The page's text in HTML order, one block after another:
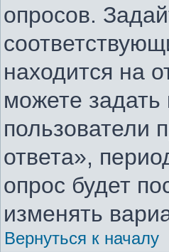
опросов.
находится на
можете задать
пользователи
ответа»,
опрос будет
изменять
Вернуться к началу